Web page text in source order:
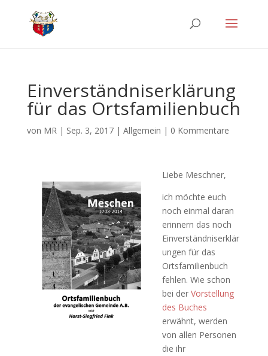
Einverständniserklärung
für das Ortsfamilienbuch
von MR| Sep. 3, 2017| Allgemein | 0 Kommentare
Liebe Meschner,
ich möchte euch
noch einmal daran
erinnern das noch
Einverständniserklär
ungen für das
Ortsfamilienbuch
fehlen. Wie schon
bei der Vorstellung
des Buches
erwähnt, werden
von allen Personen
die ihr